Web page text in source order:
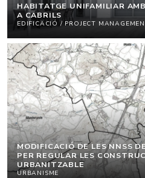
HABITATGE UNIFAMILIAR
A CABRILS
EDIFICACIÓ / PROJECT
MODIFICACIÓ DE LES NNSS
PER REGULAR LES
URBANITZABLE
URBANISME